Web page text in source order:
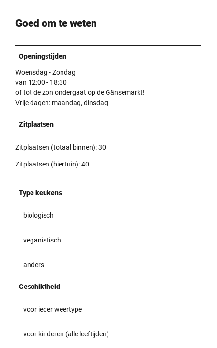
Goed om te weten
Openingstijden
Woensdag - Zondag
van 12:00 - 18:30
of tot de zon ondergaat op de Gänsemarkt!
Vrije dagen: maandag, dinsdag
Zitplaatsen
Zitplaatsen (totaal binnen): 30
Zitplaatsen (biertuin): 40
Type keukens
biologisch
veganistisch
anders
Geschiktheid
voor ieder weertype
voor kinderen (alle leeftijden)